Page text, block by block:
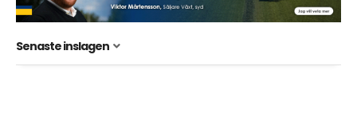
Senaste inslagen